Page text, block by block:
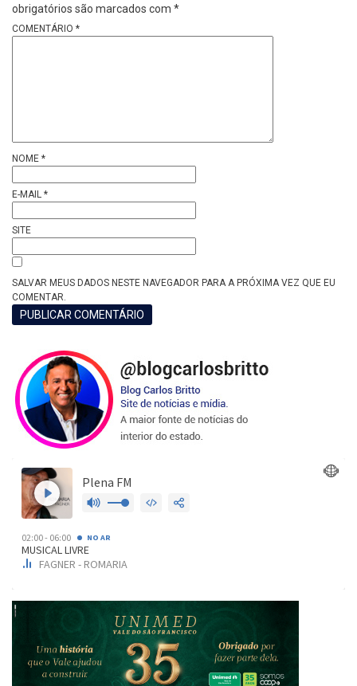
obrigatórios são marcados com *
COMENTÁRIO *
NOME *
E-MAIL *
SITE
SALVAR MEUS DADOS NESTE NAVEGADOR PARA A PRÓXIMA VEZ QUE EU
COMENTAR.